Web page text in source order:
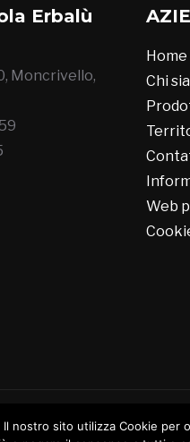
Erbalù
Moncrivello,
Home
Chi
Web
Il nostro sito utilizza Cookie per